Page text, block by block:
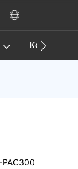
Контакт